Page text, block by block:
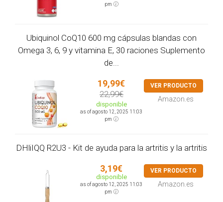
pm
Ubiquinol CoQ10 600 mg cápsulas blandas con
Omega 3, 6, 9 y vitamina E, 30 raciones Suplemento
de...
19,99€
22,99€
disponible
as of agosto 12, 2025 11:03
pm
VER PRODUCTO
Amazon.es
DHliIQQ R2U3 - Kit de ayuda para la artritis y la artritis
3,19€
disponible
as of agosto 12, 2025 11:03
pm
VER PRODUCTO
Amazon.es